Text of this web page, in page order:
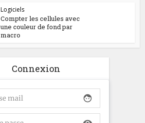
Logiciels
Compter les cellules avec
une couleur de fond par
macro
Connexion
face